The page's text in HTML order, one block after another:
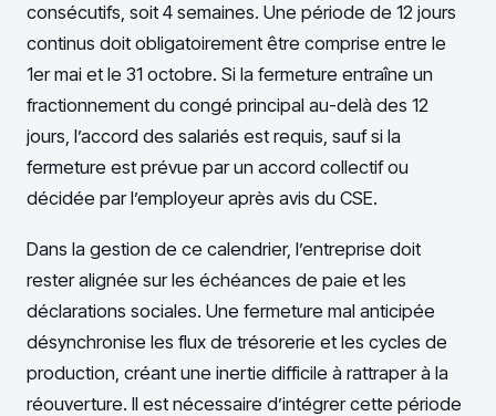
consécutifs, soit 4 semaines. Une période de 12 jours
continus doit obligatoirement être comprise entre le
1er mai et le 31 octobre. Si la fermeture entraîne un
fractionnement du congé principal au-delà des 12
jours, l’accord des salariés est requis, sauf si la
fermeture est prévue par un accord collectif ou
décidée par l’employeur après avis du CSE.
Dans la gestion de ce calendrier, l’entreprise doit
rester alignée sur les échéances de paie et les
déclarations sociales. Une fermeture mal anticipée
désynchronise les flux de trésorerie et les cycles de
production, créant une inertie difficile à rattraper à la
réouverture. Il est nécessaire d’intégrer cette période